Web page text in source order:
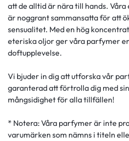
att de alltid är nära till hands.
är noggrant sammansatta för att
sensualitet. Med en hög
eteriska oljor ger våra parfymer
doftupplevelse.
Vi bjuder in dig att utforska vår
garanterad att förtrolla dig med
mångsidighet för alla tillfällen!
* Notera: Våra parfymer är inte
varumärken som nämns i titeln